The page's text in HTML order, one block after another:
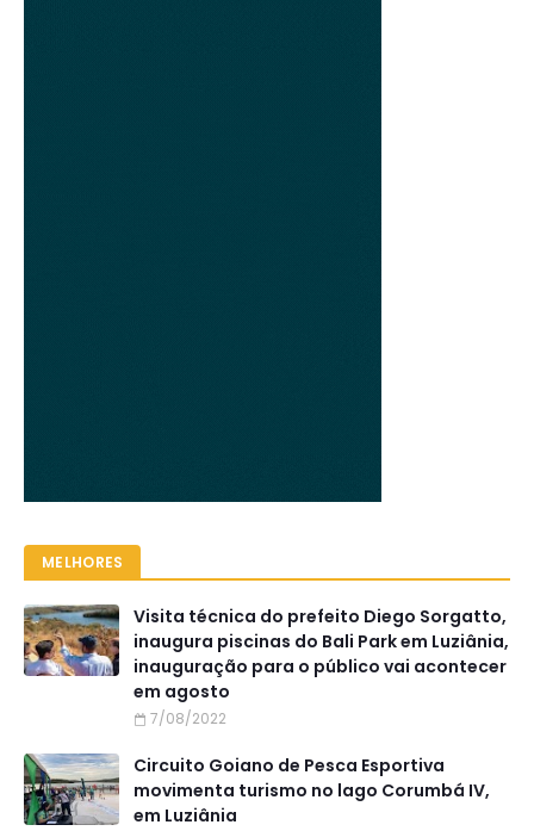
MELHORES
Visita técnica do prefeito Diego Sorgatto,
inaugura piscinas do Bali Park em Luziânia,
inauguração para o público vai acontecer
em agosto
7/08/2022
Circuito Goiano de Pesca Esportiva
movimenta turismo no lago Corumbá IV,
em Luziânia